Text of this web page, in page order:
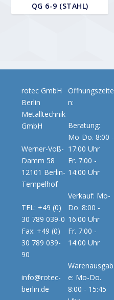
QG 6-9 (STAHL)
rotec GmbH
Berlin
Metalltechnik
GmbH
Werner-Voß-
Damm 58
12101 Berlin-
Tempelhof
TEL: +49 (0)
30 789 039-0
Fax: +49 (0)
30 789 039-
90
info@rotec-
berlin.de
Öffnungszeite
n:
Beratung:
Mo-Do. 8:00 -
17:00 Uhr
Fr. 7:00 -
14:00 Uhr
Verkauf: Mo-
Do. 8:00 -
16:00 Uhr
Fr. 7:00 -
14:00 Uhr
Warenausgab
e: Mo-Do.
8:00 - 15:45